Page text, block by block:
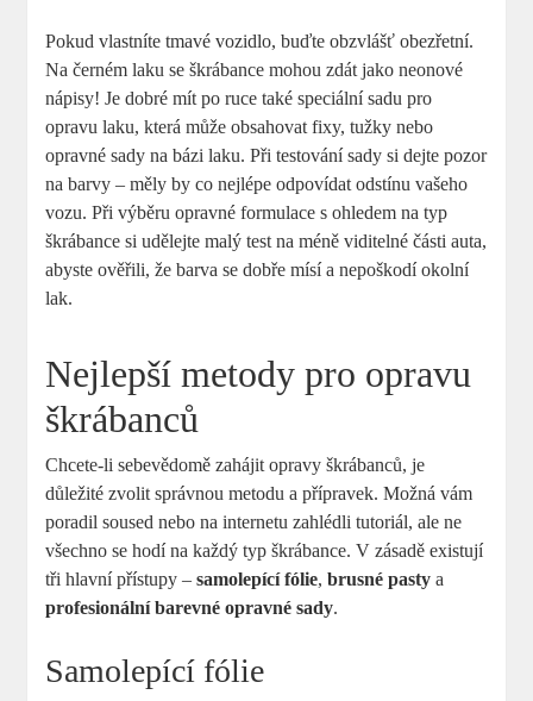
Pokud vlastníte tmavé vozidlo, buďte obzvlášť obezřetní.
Na černém laku se škrábance mohou zdát jako neonové
nápisy! Je dobré mít po ruce také speciální sadu pro
opravu laku, která může obsahovat fixy, tužky nebo
opravné sady na bázi laku. Při testování sady si dejte pozor
na barvy – měly by co nejlépe odpovídat odstínu vašeho
vozu. Při výběru opravné formulace s ohledem na typ
škrábance si udělejte malý test na méně viditelné části auta,
abyste ověřili, že barva se dobře mísí a nepoškodí okolní
lak.
Nejlepší metody pro opravu
škrábanců
Chcete-li sebevědomě zahájit opravy škrábanců, je
důležité zvolit správnou metodu a přípravek. Možná vám
poradil soused nebo na internetu zahlédli tutoriál, ale ne
všechno se hodí na každý typ škrábance. V zásadě existují
tři hlavní přístupy –samolepící fólie,brusné pasty a
profesionální barevné opravné sady.
Samolepící fólie